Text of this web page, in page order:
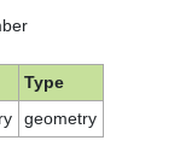
Type
geometry